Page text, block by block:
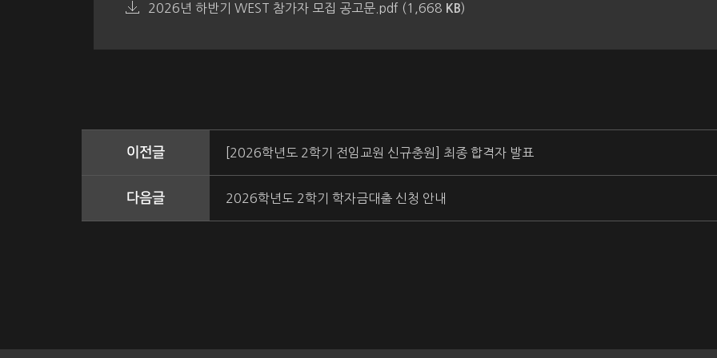
2026년 하반기 WEST 참가자 모집 공고문.pdf (1,668 KB)
이전글 [2026학년도 2학기 전임교원 신규충원] 최종 합격자 발표
다음글 2026학년도 2학기 학자금대출 신청 안내